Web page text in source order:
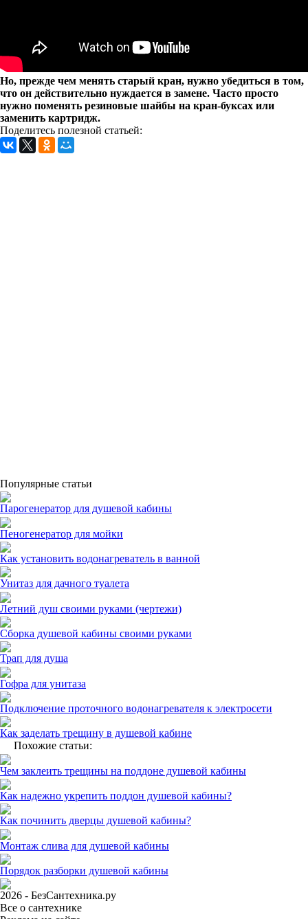
Но, прежде чем менять старый кран, нужно убедиться в том,
что он действительно нуждается в замене. Часто просто
нужно поменять резиновые шайбы на кран-буксах или
заменить картридж.
Поделитесь полезной статьей:
Популярные статьи
Парогенератор для душевой кабины
Пеногенератор для мойки
Как установить водонагреватель в ванной
Унитаз для дачного туалета
Летний душ своими руками (чертежи)
Сборка душевой кабины своими руками
Трап для душа
Гофра для унитаза
Подключение проточного водонагревателя к электросети
Как заделать трещину в душевой кабине
Похожие статьи:
Чем заклеить трещины на поддоне душевой кабины
Как надежно укрепить поддон душевой кабины?
Как починить дверцы душевой кабины?
Монтаж слива для душевой кабины
Порядок разборки душевой кабины
2026 - БезСантехника.ру
Все о сантехнике